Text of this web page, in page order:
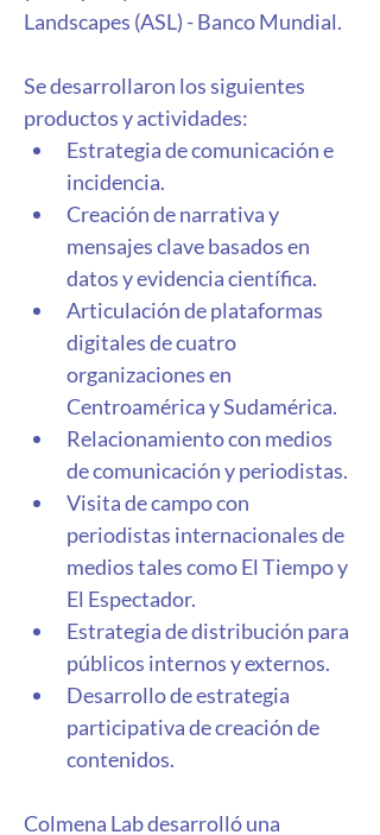
Landscapes (ASL) - Banco Mundial.
Se desarrollaron los siguientes
productos y actividades:
​Estrategia de comunicación e
incidencia.
Creación de narrativa y
mensajes clave basados en
datos y evidencia científica.
Articulación de plataformas
digitales de cuatro
organizaciones en
Centroamérica y Sudamérica.
Relacionamiento con medios
de comunicación y periodistas.
Visita de campo con
periodistas internacionales de
medios tales como El Tiempo y
El Espectador.
Estrategia de distribución para
públicos internos y externos.
Desarrollo de estrategia
participativa de creación de
contenidos.
Colmena Lab desarrolló una